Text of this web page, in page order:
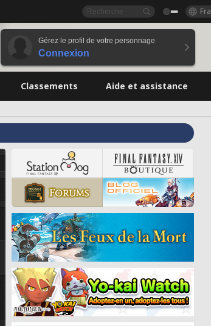
Gérez le profil de votre personnage
Connexion
Classements Aide et assistance